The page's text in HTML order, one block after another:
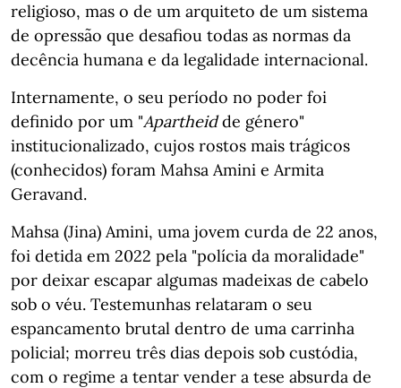
religioso, mas o de um arquiteto de um sistema
de opressão que desafiou todas as normas da
decência humana e da legalidade internacional.
Internamente, o seu período no poder foi
definido por um "Apartheidde género"
institucionalizado, cujos rostos mais trágicos
(conhecidos) foram Mahsa Amini e Armita
Geravand.
Mahsa (Jina) Amini, uma jovem curda de 22 anos,
foi detida em 2022 pela "polícia da moralidade"
por deixar escapar algumas madeixas de cabelo
sob o véu. Testemunhas relataram o seu
espancamento brutal dentro de uma carrinha
policial; morreu três dias depois sob custódia,
com o regime a tentar vender a tese absurda de